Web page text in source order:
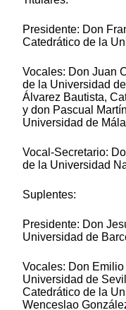
Presidente: Don
Catedrático de la
Vocales: Don Juan
de la Universidad
Álvarez Bautista,
y don Pascual
Universidad de
Vocal-Secretario:
de la Universidad
Suplentes:
Presidente: Don
Universidad de
Vocales: Don
Universidad de
Catedrático de la
Wenceslao